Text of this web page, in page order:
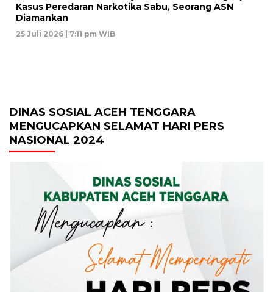
Kasus Peredaran Narkotika Sabu, Seorang ASN
Diamankan
25 Juli 2026 | 7:11 pm WIB
DINAS SOSIAL ACEH TENGGARA
MENGUCAPKAN SELAMAT HARI PERS
NASIONAL 2024